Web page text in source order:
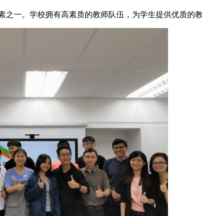
之一。学校拥有高素质的教师队伍，为学生提供优质的教